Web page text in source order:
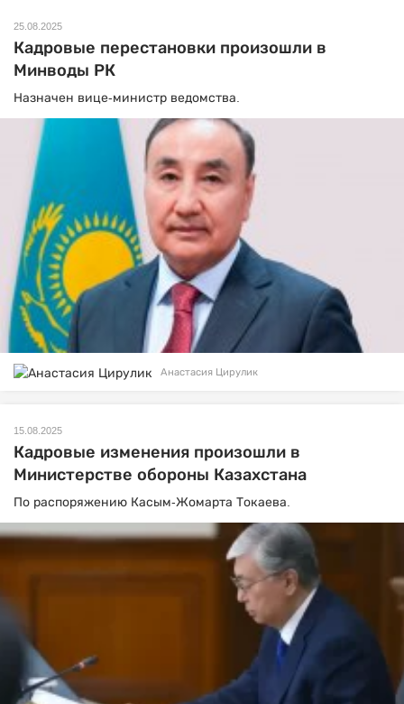
25.08.2025
Кадровые перестановки произошли в
Минводы РК
Назначен вице-министр ведомства.
Анастасия Цирулик
15.08.2025
Кадровые изменения произошли в
Министерстве обороны Казахстана
По распоряжению Касым-Жомарта Токаева.